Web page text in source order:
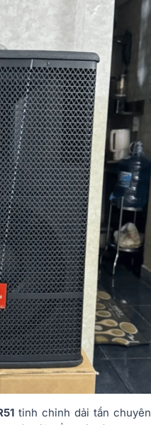
tinh chỉnh dải tần chuyên